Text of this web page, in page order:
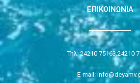
ΕΠΙΚΟΙΝΩΝΙΑ
Τηλ: 24210 75163,24210
E-mail: